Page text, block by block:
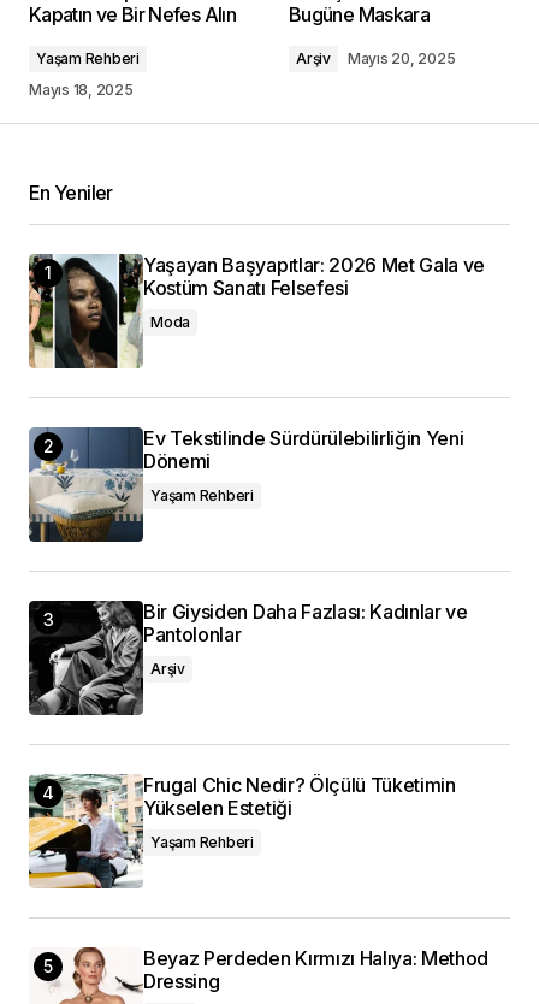
Kapatın ve Bir Nefes Alın
Yaşam Rehberi
Mayıs 18, 2025
Bugüne Maskara
Arşiv Mayıs 20, 2025
En Yeniler
Yaşayan Başyapıtlar: 2026 Met Gala ve
Kostüm Sanatı Felsefesi
Moda
Ev Tekstilinde Sürdürülebilirliğin Yeni
Dönemi
Yaşam Rehberi
Bir Giysiden Daha Fazlası: Kadınlar ve
Pantolonlar
Arşiv
Frugal Chic Nedir? Ölçülü Tüketimin
Yükselen Estetiği
Yaşam Rehberi
Beyaz Perdeden Kırmızı Halıya: Method
Dressing